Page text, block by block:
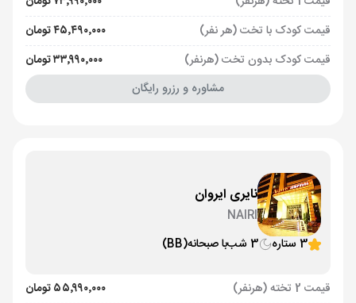
قیمت کودک با تخت (هر نفر)
۴۵٬۴۹۰٬۰۰۰ تومان
قیمت کودک بدون تخت (هرنفر)
۳۳٬۹۹۰٬۰۰۰ تومان
مشاوره و رزرو رایگان
نایری ایروان
NAIRI
3 ستاره
3 شب با صبحانه(BB)
قیمت 2 تخته (هرنفر)
۵۵٬۹۹۰٬۰۰۰ تومان